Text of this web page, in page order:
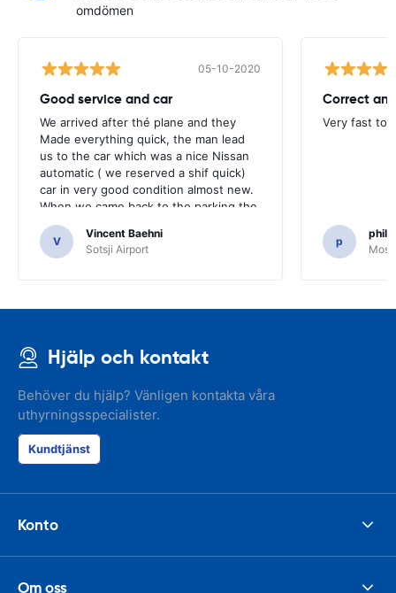
omdömen
05-10-2020
Good service and car
We arrived after thé plane and they
Made everything quick, the man lead
us to the car which was a nice Nissan
automatic ( we reserved a shif quick)
car in very good condition almost new.
When we came back to the parking the
same man came in 5 minutes and after
a quick check we left. Very friendly and
nice. We can only recommand this
V
Vincent Baehni
Sotsji Airport
Correct
Very fast to
p
Hjälp och kontakt
Behöver du hjälp? Vänligen kontakta våra
uthyrningsspecialister.
Kundtjänst
Konto
Om oss